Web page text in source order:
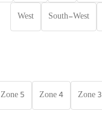
South-West
West
Zone 3
Zone 4
Zone 5